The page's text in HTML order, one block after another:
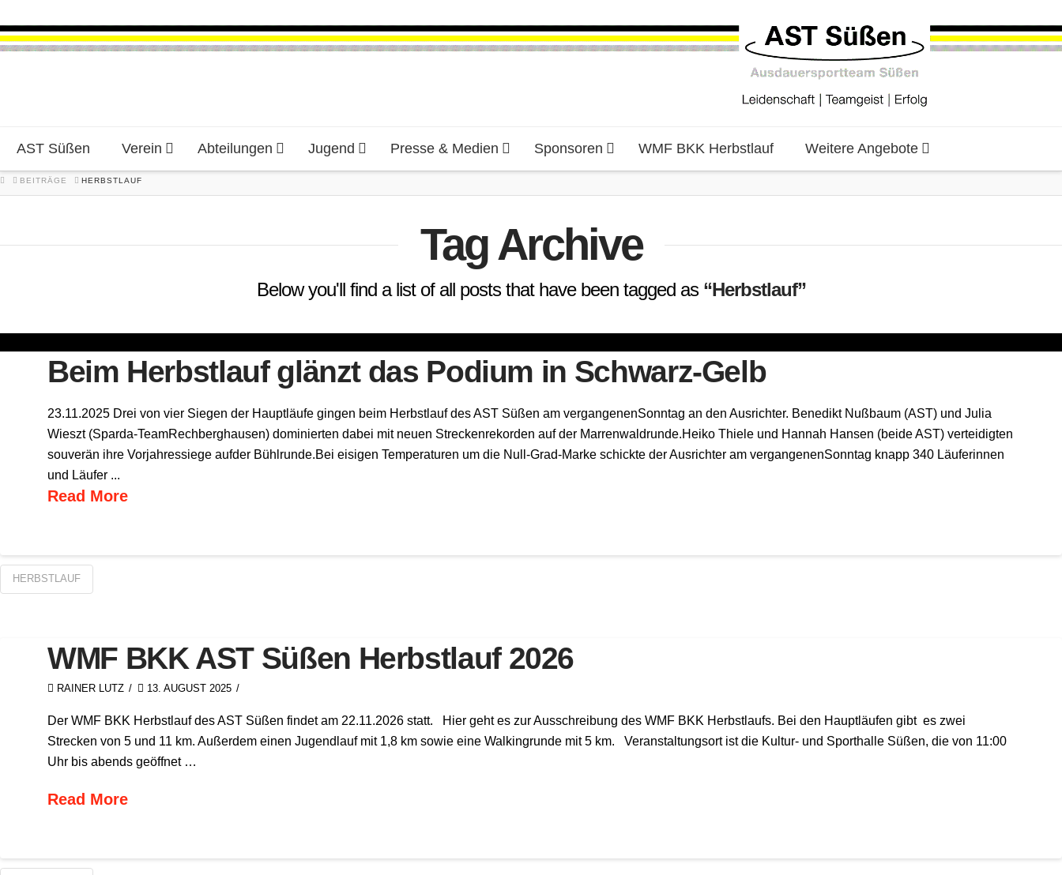
AST Süßen Verein Abteilungen Jugend Presse & Medien Sponsoren WMF BKK Herbstlauf Weitere Angebote
HOMEBEITRÄGE HERBSTLAUF
Tag Archive
Below you'll find a list of all posts that have been tagged as “Herbstlauf”
Beim Herbstlauf glänzt das Podium in Schwarz-Gelb
23.11.2025 Drei von vier Siegen der Hauptläufe gingen beim Herbstlauf des AST Süßen am vergangenenSonntag an den Ausrichter. Benedikt Nußbaum (AST) und Julia
Wieszt (Sparda-TeamRechberghausen) dominierten dabei mit neuen Streckenrekorden auf der Marrenwaldrunde.Heiko Thiele und Hannah Hansen (beide AST) verteidigten
souverän ihre Vorjahressiege aufder Bühlrunde.Bei eisigen Temperaturen um die Null-Grad-Marke schickte der Ausrichter am vergangenenSonntag knapp 340 Läuferinnen
und Läufer ...
Read More
HERBSTLAUF
WMF BKK AST Süßen Herbstlauf 2026
RAINER LUTZ 13. AUGUST 2025
Der WMF BKK Herbstlauf des AST Süßen findet am 22.11.2026 statt. Hier geht es zur Ausschreibung des WMF BKK Herbstlaufs. Bei den Hauptläufen gibt es zwei
Strecken von 5 und 11 km. Außerdem einen Jugendlauf mit 1,8 km sowie eine Walkingrunde mit 5 km. Veranstaltungsort ist die Kultur- und Sporthalle Süßen, die von 11:00
Uhr bis abends geöffnet …
Read More